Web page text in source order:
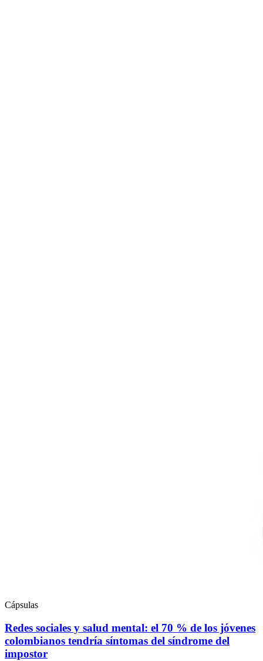
Cápsulas
Redes sociales y salud mental: el 70 % de los jóvenes
colombianos tendría síntomas del síndrome del
impostor